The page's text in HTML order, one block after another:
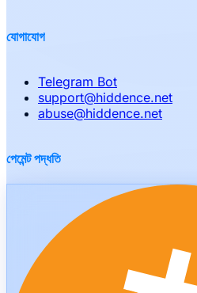
যোগাযোগ
Telegram Bot
support@hiddence.net
abuse@hiddence.net
পেমেন্ট পদ্ধতি